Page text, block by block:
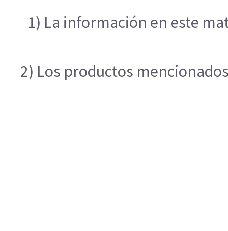
1) La información en este
2) Los productos